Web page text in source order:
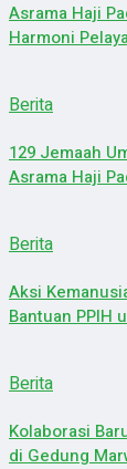
Asrama Haji
Harmoni
Berita
129 Jemaah
Asrama Haji
Berita
Aksi
Bantuan PPIH
Berita
Kolaborasi
di Gedung